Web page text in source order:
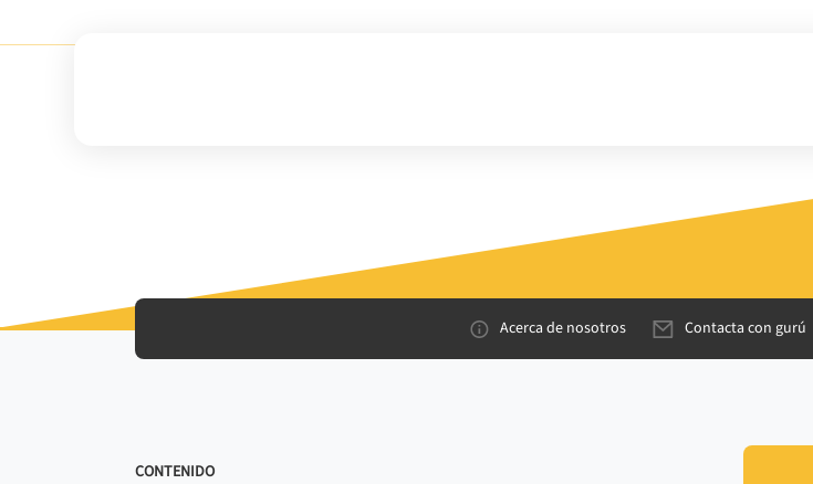
Acerca de nosotros Contacta con gurú
CONTENIDO